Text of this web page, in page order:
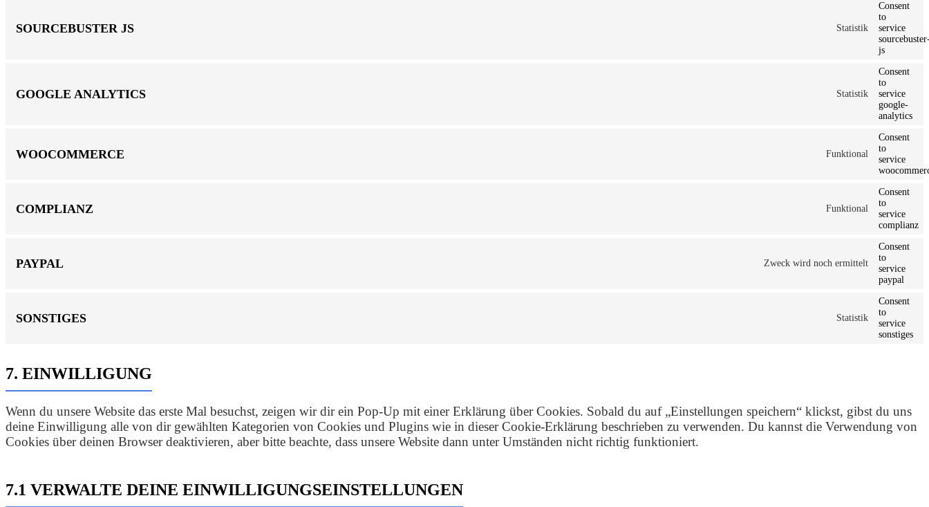
SOURCEBUSTER JS Statistik
Consent
to
service
js
GOOGLE ANALYTICS Statistik
Consent
to
service
google-
analytics
WOOCOMMERCE Funktional
Consent
to
service
COMPLIANZ Funktional
Consent
to
service
complianz
PAYPAL Zweck wird noch ermittelt
Consent
to
service
paypal
SONSTIGES Statistik
Consent
to
service
sonstiges
7. EINWILLIGUNG
Wenn du unsere Website das erste Mal besuchst, zeigen wir dir ein Pop-Up mit einer Erklärung über Cookies. Sobald du auf „Einstellungen speichern“ klickst, gibst du uns
deine Einwilligung alle von dir gewählten Kategorien von Cookies und Plugins wie in dieser Cookie-Erklärung beschrieben zu verwenden. Du kannst die Verwendung von
Cookies über deinen Browser deaktivieren, aber bitte beachte, dass unsere Website dann unter Umständen nicht richtig funktioniert.
7.1 VERWALTE DEINE EINWILLIGUNGSEINSTELLUNGEN